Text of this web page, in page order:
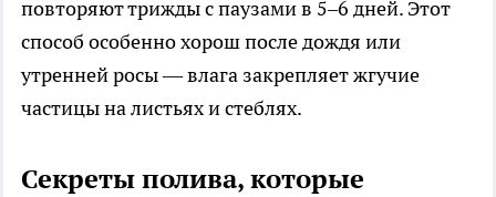
повторяют трижды с паузами в 5–6 дней. Этот
способ особенно хорош после дождя или
утренней росы — влага закрепляет жгучие
частицы на листьях и стеблях.
Секреты полива, которые